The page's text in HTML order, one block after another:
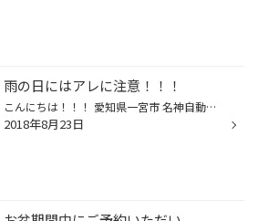
雨の日にはアレに注意！！！
こんにちは！！！ 愛知県一宮市 名神自動車道の一宮インターと 東海北陸道の一宮木曽川インターの間くらいにある タイヤ館一宮バイパス店 浅田です(*^^)v 今、話題の台風20号が本日の夜にかけて 近づいてまいります、、、 タイヤ館では暴風対策として、 展示物を最低限にしておりますが もちろん元...
2018年8月23日